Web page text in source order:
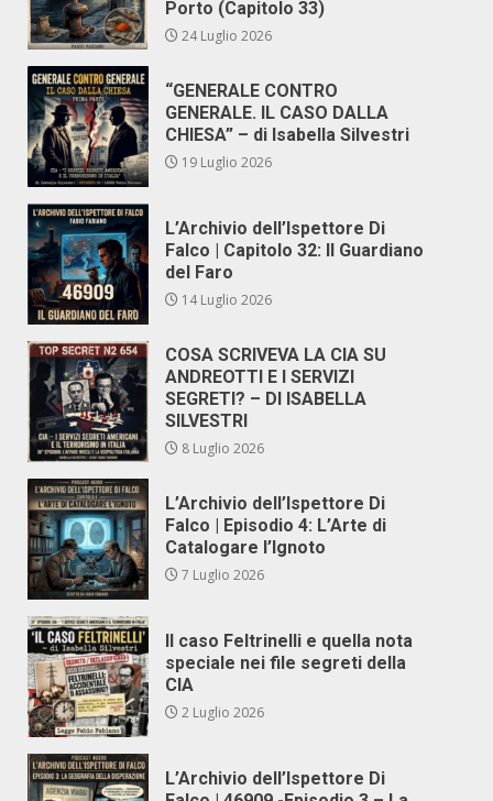
Porto (Capitolo 33)
24 Luglio 2026
“GENERALE CONTRO
GENERALE. IL CASO DALLA
CHIESA” – di Isabella Silvestri
19 Luglio 2026
L’Archivio dell’Ispettore Di
Falco | Capitolo 32: Il Guardiano
del Faro
14 Luglio 2026
COSA SCRIVEVA LA CIA SU
ANDREOTTI E I SERVIZI
SEGRETI? – DI ISABELLA
SILVESTRI
8 Luglio 2026
L’Archivio dell’Ispettore Di
Falco | Episodio 4: L’Arte di
Catalogare l’Ignoto
7 Luglio 2026
Il caso Feltrinelli e quella nota
speciale nei file segreti della
CIA
2 Luglio 2026
L’Archivio dell’Ispettore Di